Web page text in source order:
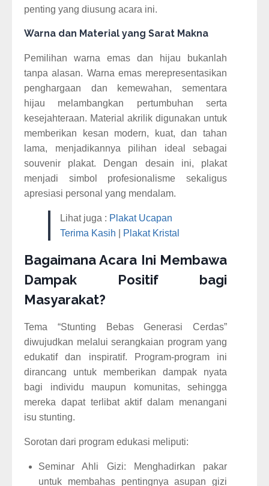
penting yang diusung acara ini.
Warna dan Material yang Sarat Makna
Pemilihan warna emas dan hijau bukanlah
tanpa alasan. Warna emas merepresentasikan
penghargaan dan kemewahan, sementara
hijau melambangkan pertumbuhan serta
kesejahteraan. Material akrilik digunakan untuk
memberikan kesan modern, kuat, dan tahan
lama, menjadikannya pilihan ideal sebagai
souvenir plakat. Dengan desain ini, plakat
menjadi simbol profesionalisme sekaligus
apresiasi personal yang mendalam.
Lihat juga : Plakat Ucapan
Terima Kasih
Plakat Kristal
Bagaimana Acara Ini Membawa
Dampak Positif bagi
Masyarakat?
Tema “Stunting Bebas Generasi Cerdas”
diwujudkan melalui serangkaian program yang
edukatif dan inspiratif. Program-program ini
dirancang untuk memberikan dampak nyata
bagi individu maupun komunitas, sehingga
mereka dapat terlibat aktif dalam menangani
isu stunting.
Sorotan dari program edukasi meliputi:
Seminar Ahli Gizi: Menghadirkan pakar
untuk membahas pentingnya asupan gizi